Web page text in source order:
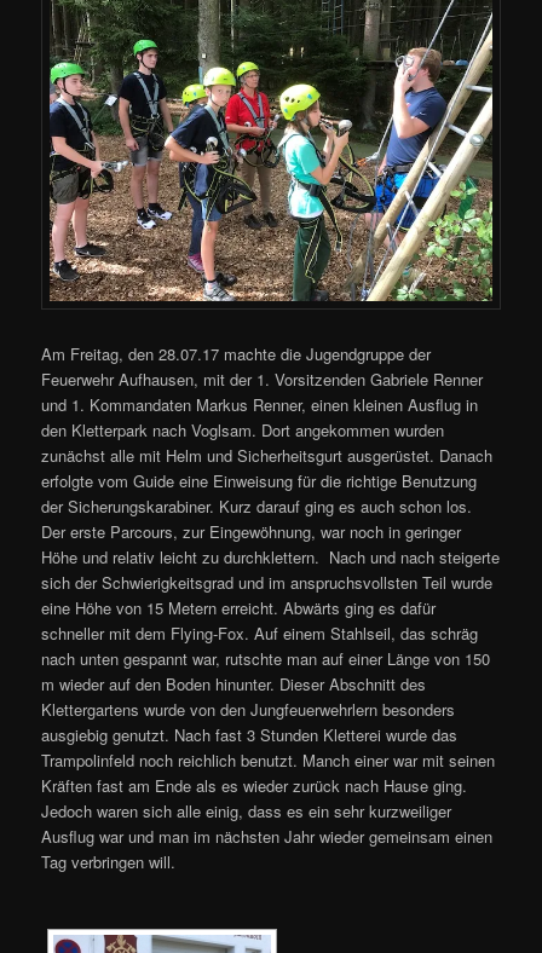
Am Freitag, den 28.07.17 machte die Jugendgruppe der
Feuerwehr Aufhausen, mit der 1. Vorsitzenden Gabriele Renner
und 1. Kommandaten Markus Renner, einen kleinen Ausflug in
den Kletterpark nach Voglsam. Dort angekommen wurden
zunächst alle mit Helm und Sicherheitsgurt ausgerüstet. Danach
erfolgte vom Guide eine Einweisung für die richtige Benutzung
der Sicherungskarabiner. Kurz darauf ging es auch schon los.
Der erste Parcours, zur Eingewöhnung, war noch in geringer
Höhe und relativ leicht zu durchklettern. Nach und nach steigerte
sich der Schwierigkeitsgrad und im anspruchsvollsten Teil wurde
eine Höhe von 15 Metern erreicht. Abwärts ging es dafür
schneller mit dem Flying-Fox. Auf einem Stahlseil, das schräg
nach unten gespannt war, rutschte man auf einer Länge von 150
m wieder auf den Boden hinunter. Dieser Abschnitt des
Klettergartens wurde von den Jungfeuerwehrlern besonders
ausgiebig genutzt. Nach fast 3 Stunden Kletterei wurde das
Trampolinfeld noch reichlich benutzt. Manch einer war mit seinen
Kräften fast am Ende als es wieder zurück nach Hause ging.
Jedoch waren sich alle einig, dass es ein sehr kurzweiliger
Ausflug war und man im nächsten Jahr wieder gemeinsam einen
Tag verbringen will.